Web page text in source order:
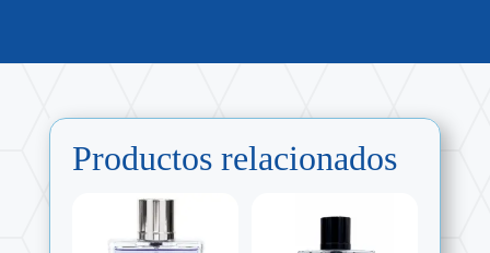
Productos relacionados